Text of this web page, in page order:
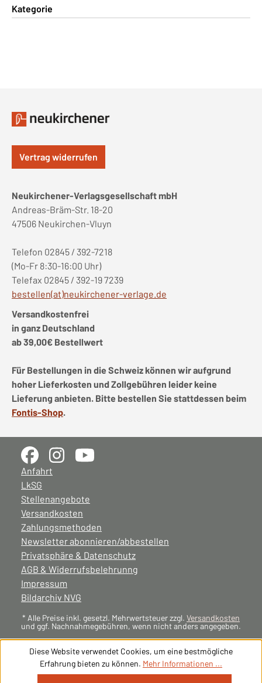
Kategorie
Vertrag widerrufen
Neukirchener-Verlagsgesellschaft mbH
Andreas-Bräm-Str. 18-20
47506 Neukirchen-Vluyn
Telefon 02845 / 392-7218
(Mo-Fr 8:30-16:00 Uhr)
Telefax 02845 / 392-19 7239
bestellen(at)neukirchener-verlage.de
Versandkostenfrei
in ganz Deutschland
ab 39,00€ Bestellwert
Für Bestellungen in die Schweiz können wir aufgrund
hoher Lieferkosten und Zollgebühren leider keine
Lieferung anbieten. Bitte bestellen Sie stattdessen beim
Fontis-Shop.
Anfahrt
LkSG
Stellenangebote
Versandkosten
Zahlungsmethoden
Newsletter abonnieren/abbestellen
Privatsphäre & Datenschutz
AGB & Widerrufsbelehrunng
Impressum
Bildarchiv NVG
* Alle Preise inkl. gesetzl. Mehrwertsteuer zzgl. Versandkosten
und ggf. Nachnahmegebühren, wenn nicht anders angegeben.
Diese Website verwendet Cookies, um eine bestmögliche
Erfahrung bieten zu können. Mehr Informationen ...